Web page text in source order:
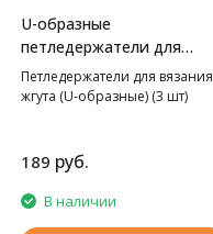
U-образные
петледержатели для
вязания жгута Clover
Петледержатели для вязания
жгута (U-образные) (3 шт)
189 руб.
В наличии